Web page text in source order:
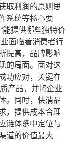
利润的原则思
系统等核心要
能提供哪些独特价
面临着消费者行
提高，品牌影响
的局面。面对这
功应对，关键在
产品，并将企业
。同时，快消品
，提供成本合理
链体系中定位与
道的价值最大